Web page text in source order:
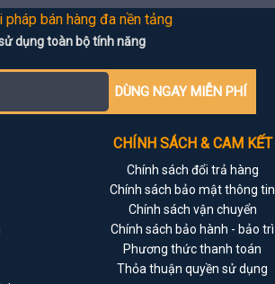
pháp bán hàng đa nền tảng
dụng toàn bộ tính năng
DÙNG NGAY MIỄN PHÍ
CHÍNH SÁCH & CAM KẾT
Chính sách đổi trả hàng
Chính sách bảo mật thông tin
Chính sách vận chuyển
Chính sách bảo hành - bảo trì
Phương thức thanh toán
Thỏa thuận quyền sử dụng